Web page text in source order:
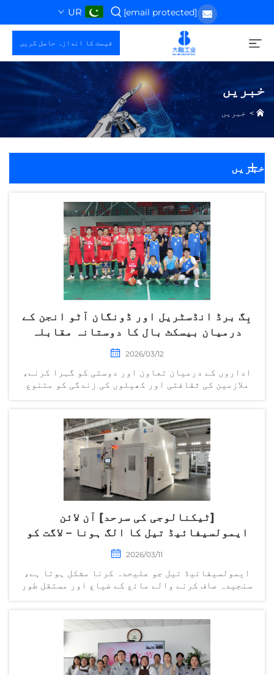
[email protected]
UR
قیمت کا اندازہ حاصل کریں
خبریں
> خبریں
خبریں
بِگ برڈ انڈسٹریل اور ڈونگان آٹو انجن کے
درمیان بیسکٹ بال کا دوستانہ مقابلہ
کامیابی کے ساتھ اختتام پذیر ہوا
2026/03/12
اداروں کے درمیان تعاون اور دوستی کو گہرا کرنے،
ملازمین کی ثقافتی اور کھیلوں کی زندگی کو متنوع
انڈسٹریل کمپنی لمیٹڈ (ذیل میں حوالہ دیا گیا...)
[ٹیکنالوجی کی سرحد] آن لائن
ایمولسیفائیڈ تیل کا الگ ہونا – لاگت کو
کم کرنے کے لیے ایک نئی ایجادات
2026/03/11
ایمولسیفائیڈ تیل جو علیحدہ کرنا مشکل ہوتا ہے،
سنجیدہ صاف کرنے والے مائع کے ضیاع اور مستقل طور
ہیں، اور بار بار ہونے والی غلطیاں کام کے ٹکڑوں
کی خرابی کی شرح کو تیزی سے بڑھا دیتی ہیں۔ روایتی
سامان...